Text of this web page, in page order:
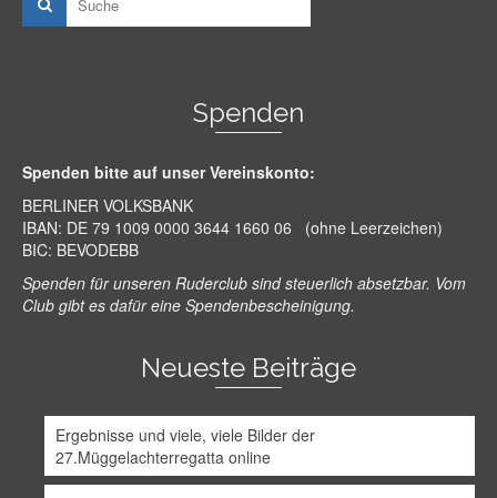
Spenden
Spenden bitte auf unser Vereinskonto:
BERLINER VOLKSBANK
IBAN: DE 79 1009 0000 3644 1660 06 (ohne Leerzeichen)
BIC: BEVODEBB
Spenden für unseren Ruderclub sind steuerlich absetzbar. Vom
Club gibt es dafür eine Spendenbescheinigung.
Neueste Beiträge
Ergebnisse und viele, viele Bilder der
27.Müggelachterregatta online